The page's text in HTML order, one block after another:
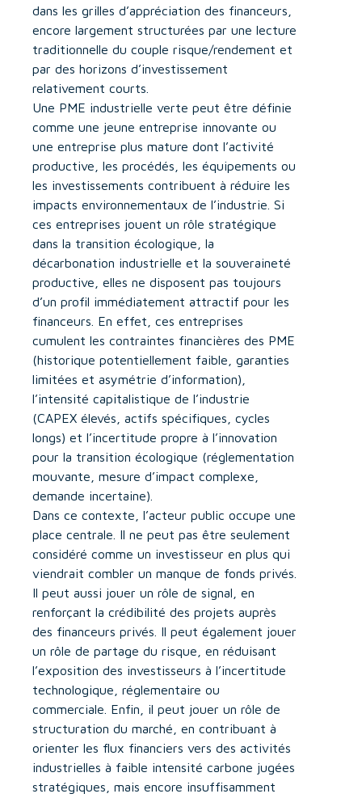
dans les grilles d’appréciation des financeurs,
encore largement structurées par une lecture
traditionnelle du couple risque/rendement et
par des horizons d’investissement
relativement courts.
Une PME industrielle verte peut être définie
comme une jeune entreprise innovante ou
une entreprise plus mature dont l’activité
productive, les procédés, les équipements ou
les investissements contribuent à réduire les
impacts environnementaux de l’industrie. Si
ces entreprises jouent un rôle stratégique
dans la transition écologique, la
décarbonation industrielle et la souveraineté
productive, elles ne disposent pas toujours
d’un profil immédiatement attractif pour les
financeurs. En effet, ces entreprises
cumulent les contraintes financières des PME
(historique potentiellement faible, garanties
limitées et asymétrie d’information),
l’intensité capitalistique de l’industrie
(CAPEX élevés, actifs spécifiques, cycles
longs) et l’incertitude propre à l’innovation
pour la transition écologique (réglementation
mouvante, mesure d’impact complexe,
demande incertaine).
Dans ce contexte, l’acteur public occupe une
place centrale. Il ne peut pas être seulement
considéré comme un investisseur en plus qui
viendrait combler un manque de fonds privés.
Il peut aussi jouer un rôle de signal, en
renforçant la crédibilité des projets auprès
des financeurs privés. Il peut également jouer
un rôle de partage du risque, en réduisant
l’exposition des investisseurs à l’incertitude
technologique, réglementaire ou
commerciale. Enfin, il peut jouer un rôle de
structuration du marché, en contribuant à
orienter les flux financiers vers des activités
industrielles à faible intensité carbone jugées
stratégiques, mais encore insuffisamment